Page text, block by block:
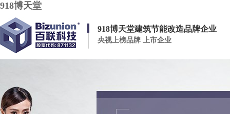
918博天堂
918博天堂建筑节能改造品牌企业
央视上榜品牌 上市企业